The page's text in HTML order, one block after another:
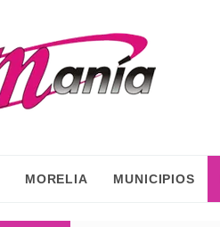
MORELIA MUNICIPIOS